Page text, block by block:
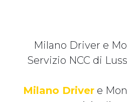
Milano Driver e
Servizio NCC di
Milano Drivere